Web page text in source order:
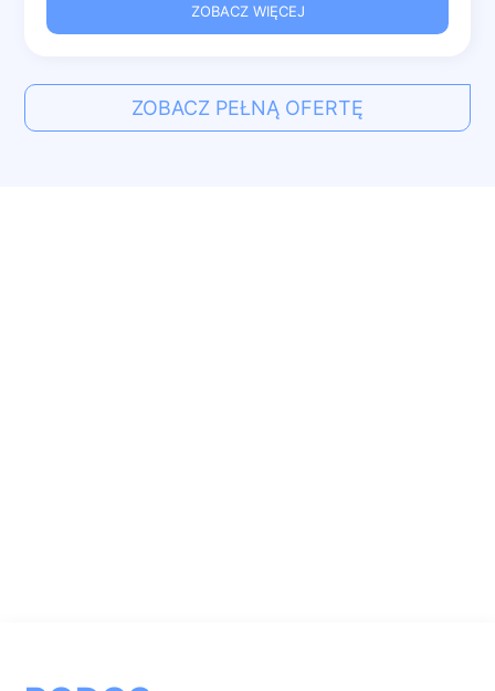
ZOBACZ WIĘCEJ
ZOBACZ PEŁNĄ OFERTĘ